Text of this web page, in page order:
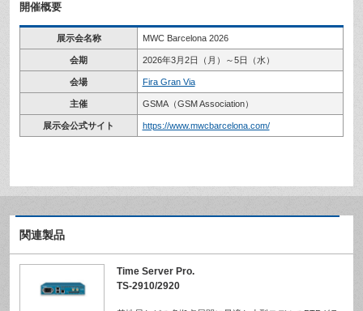
開催概要
展示会名称 MWC Barcelona 2026
会期 2026年3月2日（月）～5日（水）
会場 Fira Gran Via
主催 GSMA（GSM Association）
展示会公式サイト https://www.mwcbarcelona.com/
関連製品
Time Server Pro.
TS-2910/2920